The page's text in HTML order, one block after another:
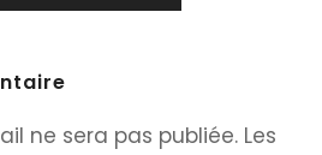
ne sera pas publiée. Les